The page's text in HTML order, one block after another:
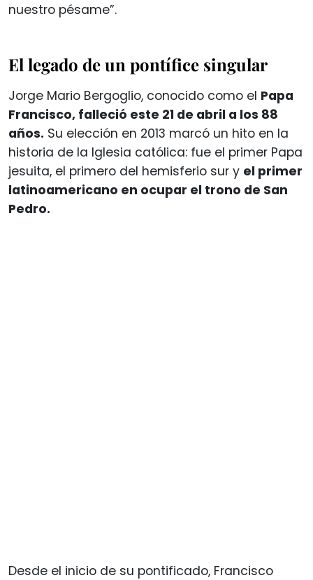
nuestro pésame”.
El legado de un pontífice singular
Jorge Mario Bergoglio, conocido como el Papa
Francisco, falleció este 21 de abril a los 88
años. Su elección en 2013 marcó un hito en la
historia de la Iglesia católica: fue el primer Papa
jesuita, el primero del hemisferio sur y el primer
latinoamericano en ocupar el trono de San
Pedro.
Desde el inicio de su pontificado, Francisco